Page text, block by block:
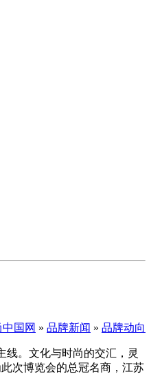
中国网 » 品牌新闻 » 品牌动向
。文化与时尚的交汇，灵
次博览会的总冠名商，江苏